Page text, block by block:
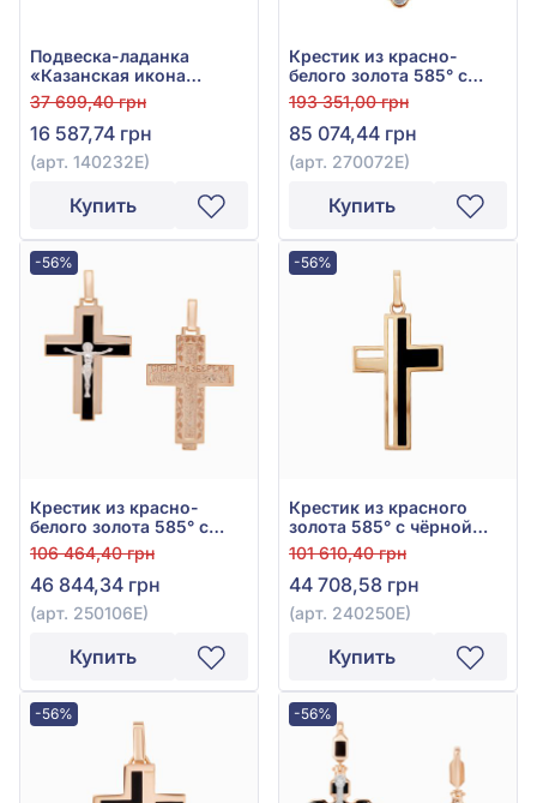
Подвеска-ладанка
«Казанская икона
Божией Матери» из
красного золота 585° с
чёрной эмалью, арт.
140232Е
37 699,40 грн
16 587,74 грн
(арт. 140232Е)
Купить
Крестик из красно-
белого золота 585° с
фианитом, кубическим
цирконием и чёрной
эмалью, арт. 270072Е
193 351,00 грн
85 074,44 грн
(арт. 270072Е)
Купить
-56%
Крестик из красно-
белого золота 585° с
чёрной эмалью, арт.
250106Е
106 464,40 грн
46 844,34 грн
(арт. 250106Е)
Купить
-56%
Крестик из красного
золота 585° с чёрной
эмалью, арт. 240250Е
101 610,40 грн
44 708,58 грн
(арт. 240250Е)
Купить
-56% -56%